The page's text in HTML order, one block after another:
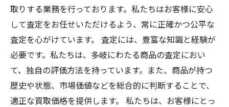
取りする業務を行っております。私たちはお客様に安心
して査定をお任せいただけるよう、常に正確かつ公平な
査定を心がけています。 査定には、豊富な知識と経験が
必要です。私たちは、多岐にわたる商品の査定におい
て、独自の評価方法を持っています。また、商品が持つ
歴史や状態、市場価値などを総合的に判断することで、
適正な買取価格を提供します。 私たちは、お客様にとっ